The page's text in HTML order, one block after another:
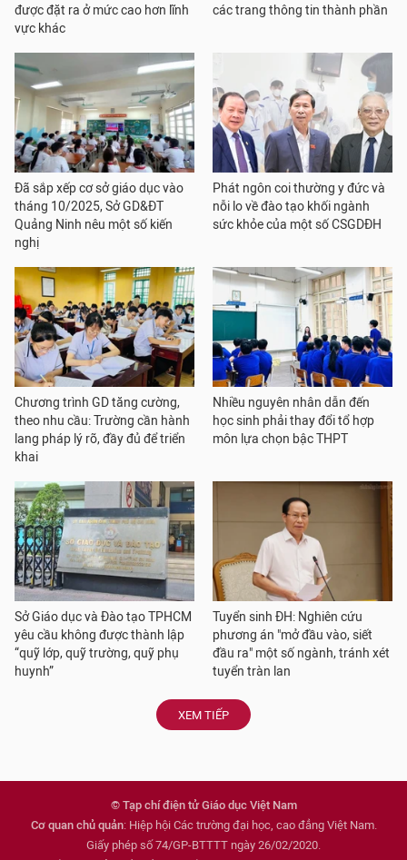
được đặt ra ở mức cao hơn lĩnh
vực khác
các trang thông tin thành phần
Đã sắp xếp cơ sở giáo dục vào
tháng 10/2025, Sở GD&ĐT
Quảng Ninh nêu một số kiến
nghị
Phát ngôn coi thường y đức và
nỗi lo về đào tạo khối ngành
sức khỏe của một số CSGDĐH
Chương trình GD tăng cường,
theo nhu cầu: Trường cần hành
lang pháp lý rõ, đầy đủ để triển
khai
Nhiều nguyên nhân dẫn đến
học sinh phải thay đổi tổ hợp
môn lựa chọn bậc THPT
Sở Giáo dục và Đào tạo TPHCM
yêu cầu không được thành lập
“quỹ lớp, quỹ trường, quỹ phụ
huynh”
Tuyển sinh ĐH: Nghiên cứu
phương án "mở đầu vào, siết
đầu ra" một số ngành, tránh xét
tuyển tràn lan
XEM TIẾP
© Tạp chí điện tử Giáo dục Việt Nam
Cơ quan chủ quản: Hiệp hội Các trường đại học, cao đẳng Việt Nam.
Giấy phép số 74/GP-BTTTT ngày 26/02/2020.